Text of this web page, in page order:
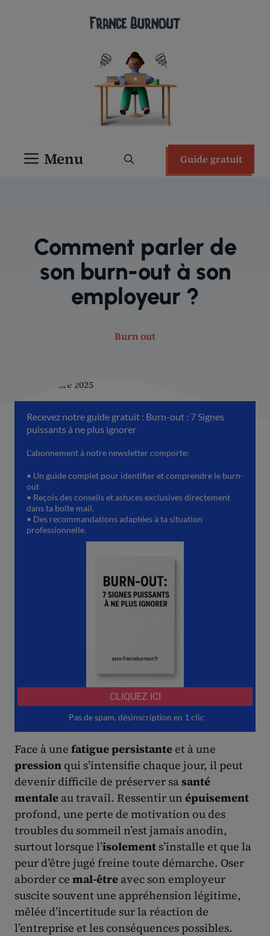
Menu Guide gratuit
Comment parler de
son burn-out à son
employeur ?
Burn out
30 septembre 2025
Face à une fatigue persistante et à une
pression qui s’intensifie chaque jour, il peut
devenir difficile de préserver sasanté
mentale au travail. Ressentir un épuisement
profond, une perte de motivation ou des
troubles du sommeil n’est jamais anodin,
surtout lorsque l’isolement s’installe et que la
peur d’être jugé freine toute démarche. Oser
aborder ce mal-être avec son employeur
suscite souvent une appréhension légitime,
mêlée d’incertitude sur la réaction de
l’entreprise et les conséquences possibles.